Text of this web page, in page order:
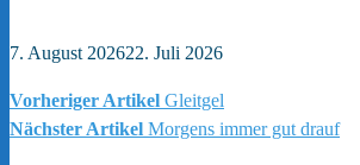
7. August 202622. Juli 2026
Beitragsnavigation
Vorheriger Artikel Gleitgel
Nächster Artikel Morgens immer gut drauf